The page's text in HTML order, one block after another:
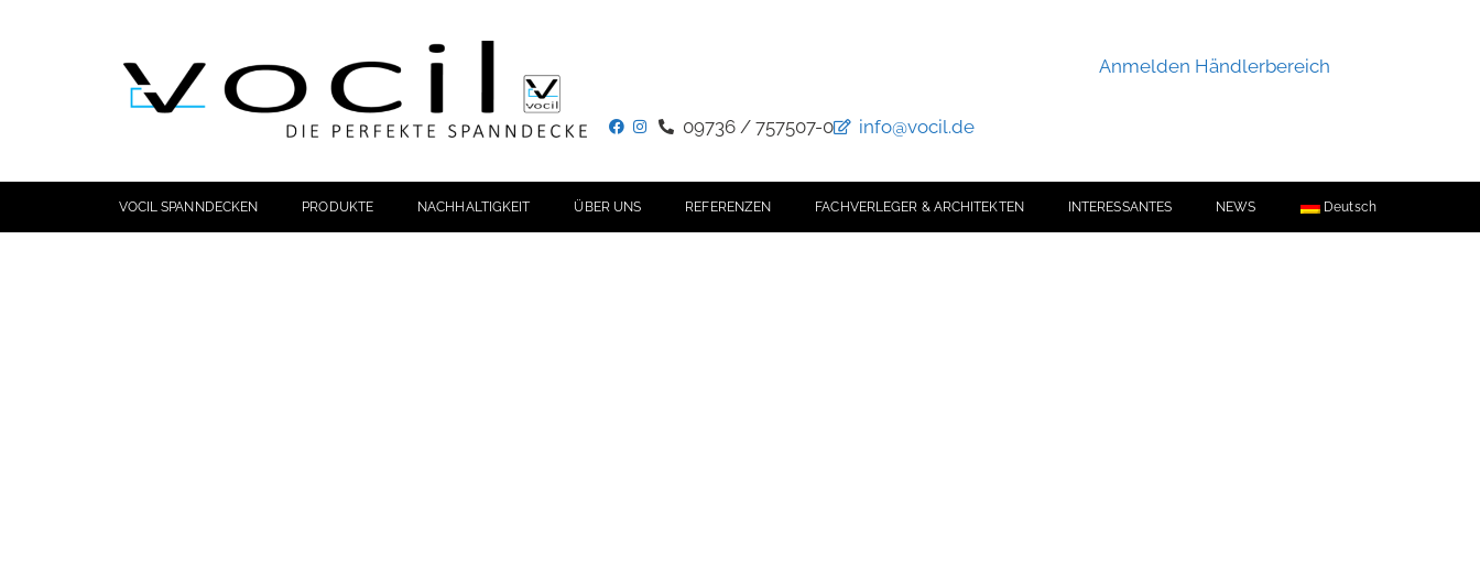
Anmelden Händlerbereich
09736 / 757507-0 info@vocil.de
VOCIL SPANNDECKEN PRODUKTE NACHHALTIGKEIT ÜBER UNS REFERENZEN FACHVERLEGER & ARCHITEKTEN INTERESSANTES NEWS Deutsch